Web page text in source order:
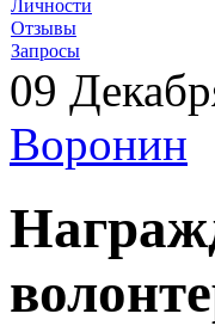
Личности
Отзывы
Запросы
09
Воронин